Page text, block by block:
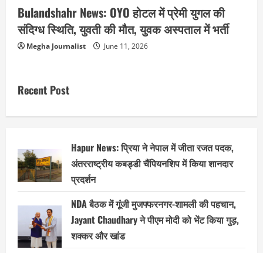
Bulandshahr News: OYO होटल में प्रेमी युगल की
संदिग्ध स्थिति, युवती की मौत, युवक अस्पताल में भर्ती
Megha Journalist June 11, 2026
Recent Post
Hapur News: प्रिया ने नेपाल में जीता रजत पदक,
अंतरराष्ट्रीय कबड्डी चैंपियनशिप में किया शानदार
प्रदर्शन
NDA बैठक में गूंजी मुजफ्फरनगर-शामली की पहचान,
Jayant Chaudhary ने पीएम मोदी को भेंट किया गुड़,
शक्कर और खांड